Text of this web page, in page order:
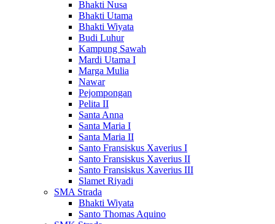
Bhakti Nusa
Bhakti Utama
Bhakti Wiyata
Budi Luhur
Kampung Sawah
Mardi Utama I
Marga Mulia
Nawar
Pejompongan
Pelita II
Santa Anna
Santa Maria I
Santa Maria II
Santo Fransiskus Xaverius I
Santo Fransiskus Xaverius II
Santo Fransiskus Xaverius III
Slamet Riyadi
SMA Strada
Bhakti Wiyata
Santo Thomas Aquino